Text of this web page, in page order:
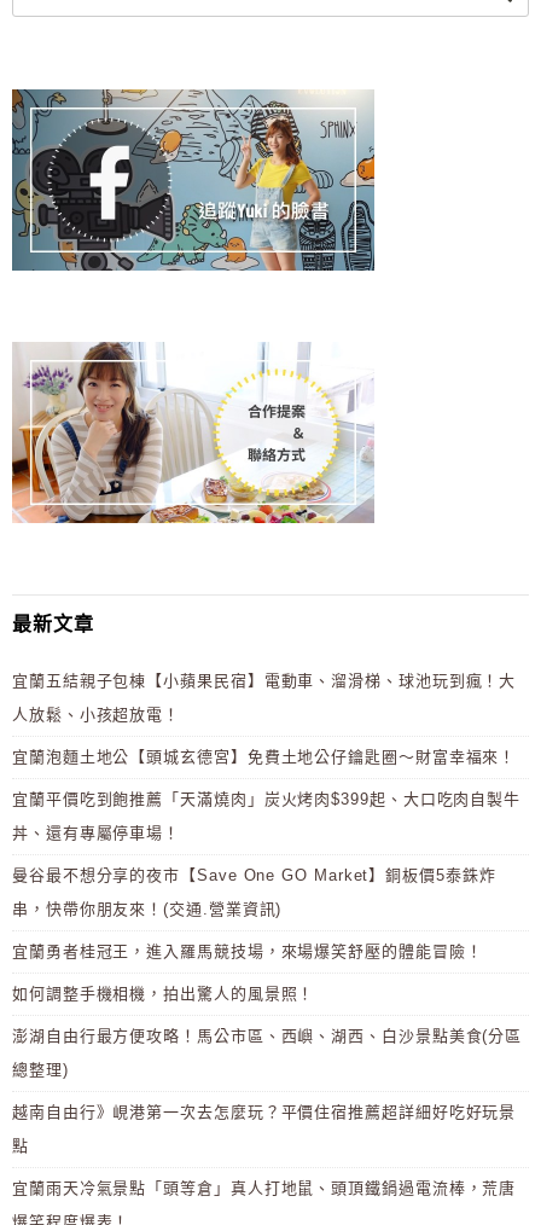
最新文章
宜蘭五結親子包棟【小蘋果民宿】電動車、溜滑梯、球池玩到瘋！大
人放鬆、小孩超放電！
宜蘭泡麵土地公【頭城玄德宮】免費土地公仔鑰匙圈～財富幸福來！
宜蘭平價吃到飽推薦「天滿燒肉」炭火烤肉$399起、大口吃肉自製牛
丼、還有專屬停車場！
曼谷最不想分享的夜市【Save One GO Market】銅板價5泰銖炸
串，快帶你朋友來！(交通.營業資訊)
宜蘭勇者桂冠王，進入羅馬競技場，來場爆笑舒壓的體能冒險！
如何調整手機相機，拍出驚人的風景照！
澎湖自由行最方便攻略！馬公市區、西嶼、湖西、白沙景點美食(分區
總整理)
越南自由行》峴港第一次去怎麼玩？平價住宿推薦超詳細好吃好玩景
點
宜蘭雨天冷氣景點「頭等倉」真人打地鼠、頭頂鐵鍋過電流棒，荒唐